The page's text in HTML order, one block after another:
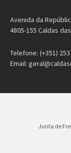
Avenida da
4805-155 Caldas
Telefone: (+351)
Email:
Junta de